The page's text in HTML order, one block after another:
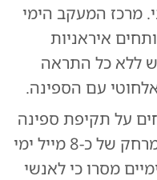
מרכז המעקב הימי
איראניות
ללא כל התראה
עם הספינה.
על תקיפת ספינה
נוספת. כלי שיט שני הותקף במרחק של כ-8 מייל ימי
מסרו כי לאנשי